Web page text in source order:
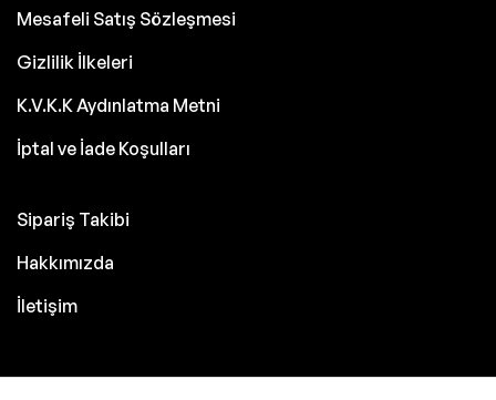
Mesafeli Satış Sözleşmesi
Gizlilik İlkeleri
K.V.K.K Aydınlatma Metni
İptal ve İade Koşulları
Sipariş Takibi
Hakkımızda
İletişim